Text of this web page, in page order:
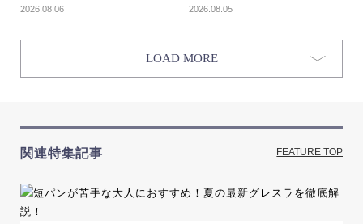
2026.08.06 2026.08.05
LOAD MORE
関連特集記事 FEATURE TOP